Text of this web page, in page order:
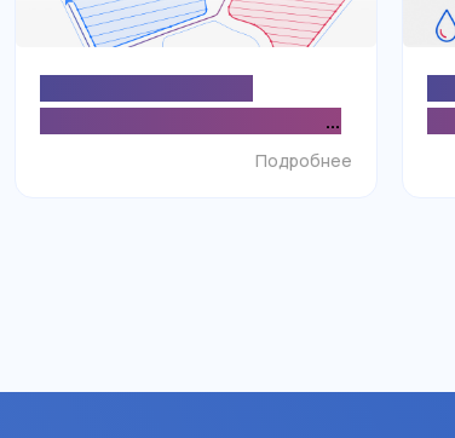
мигрирует с Wialon на SKIF.PRO
для контроля техники иПодробнее